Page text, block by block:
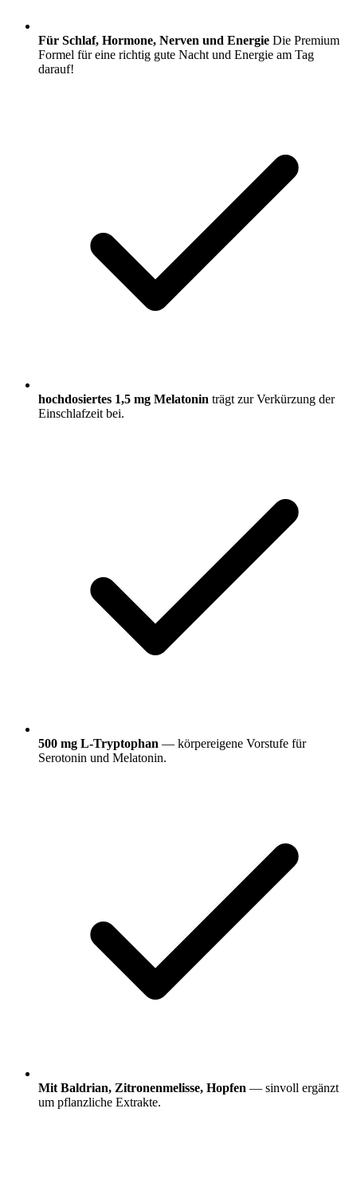
Für Schlaf, Hormone, Nerven und Energie Die Premium
Formel für eine richtig gute Nacht und Energie am Tag
darauf!
hochdosiertes 1,5 mg Melatonin trägt zur Verkürzung der
Einschlafzeit bei.
500 mg L-Tryptophan — körpereigene Vorstufe für
Serotonin und Melatonin.
Mit Baldrian, Zitronenmelisse, Hopfen — sinvoll ergänzt
um pflanzliche Extrakte.